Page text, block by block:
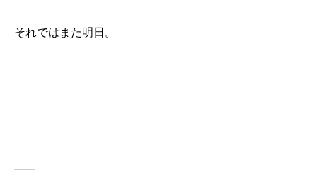
それではまた明日。